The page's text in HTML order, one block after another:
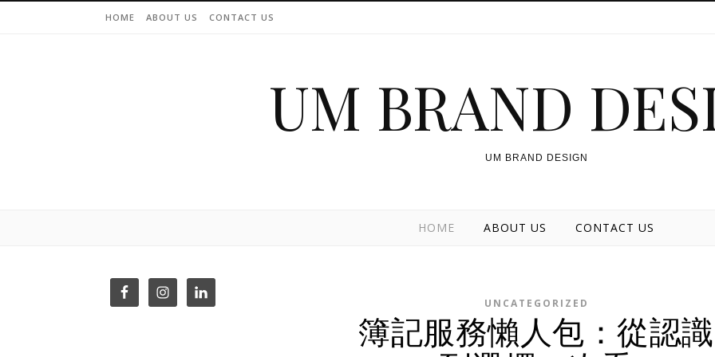
HOME ABOUT US CONTACT US
UM BRAND
UM BRAND DESIGN
HOME ABOUT US CONTACT US
UNCATEGORIZED
簿記服務懶人包：從認識